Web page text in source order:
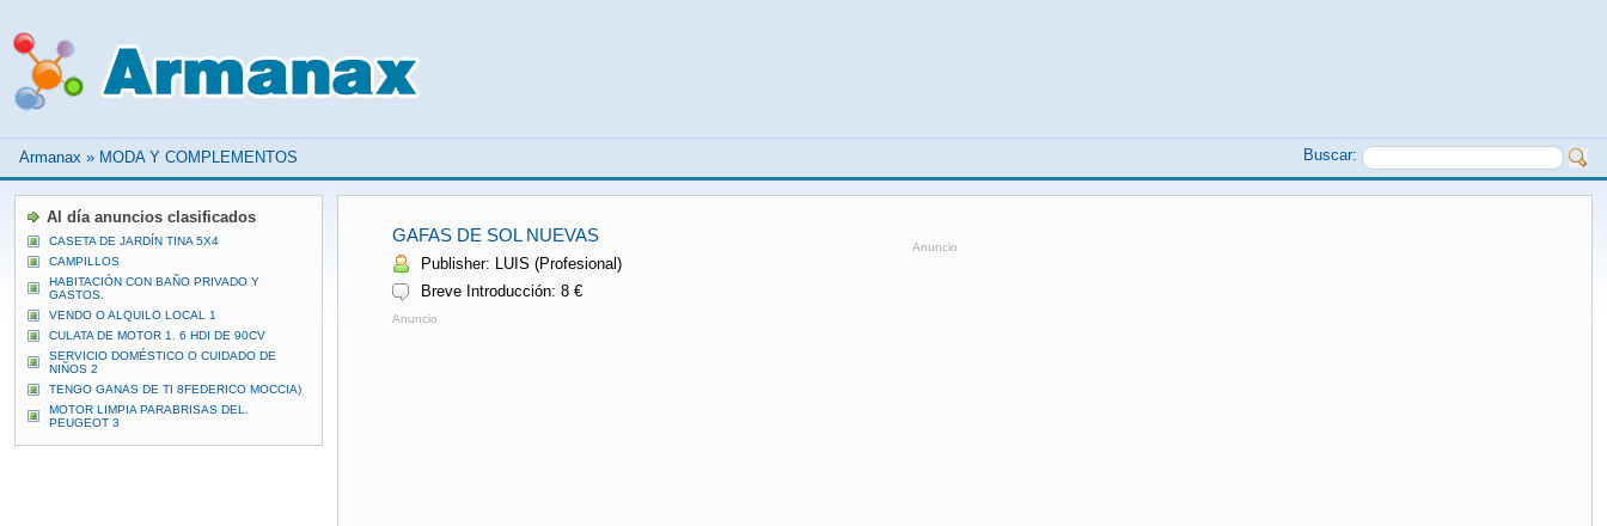
Armanax » MODA Y COMPLEMENTOS Buscar:
GAFAS DE SOL NUEVAS
Publisher: LUIS (Profesional)
Breve Introducción: 8 €
Anuncio
Anuncio
Al día anuncios clasificados
CASETA DE JARDÍN TINA 5X4
CAMPILLOS
HABITACIÓN CON BAÑO PRIVADO Y
GASTOS.
VENDO O ALQUILO LOCAL 1
CULATA DE MOTOR 1. 6 HDI DE 90CV
SERVICIO DOMÉSTICO O CUIDADO DE
NIÑOS 2
TENGO GANAS DE TI 8FEDERICO MOCCIA)
MOTOR LIMPIA PARABRISAS DEL.
PEUGEOT 3